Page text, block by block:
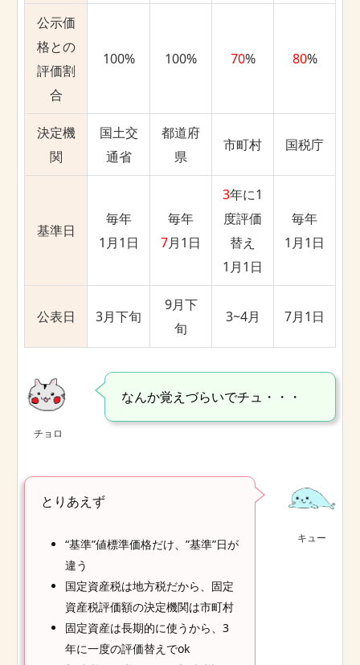
公示価
格との
評価割
合
100% 100% 70% 80%
決定機
関
国土交
通省
都道府
県
市町村 国税庁
基準日
毎年
1月1日
毎年
7月1日
3年に1
度評価
替え
1月1日
毎年
1月1日
公表日 3月下旬
9月下
旬
3~4月 7月1日
チョロ
なんか覚えづらいでチュ・・・
キュー
とりあえず
“基準”値標準価格だけ、”基準”日が
違う
国定資産税は地方税だから、固定
資産税評価額の決定機関は市町村
固定資産は長期的に使うから、3
年に一度の評価替えでok